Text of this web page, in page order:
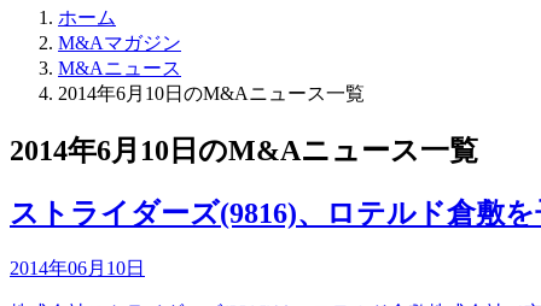
ホーム
M&Aマガジン
M&Aニュース
2014年6月10日のM&Aニュース一覧
2014年6月10日のM&Aニュース一覧
ストライダーズ(9816)、ロテルド倉敷
2014年06月10日